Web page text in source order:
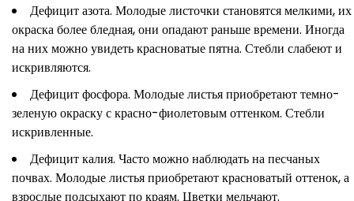
Дефицит азота. Молодые листочки становятся мелкими, их
окраска более бледная, они опадают раньше времени. Иногда
на них можно увидеть красноватые пятна. Стебли слабеют и
искривляются.
Дефицит фосфора. Молодые листья приобретают темно-
зеленую окраску с красно-фиолетовым оттенком. Стебли
искривленные.
Дефицит калия. Часто можно наблюдать на песчаных
почвах. Молодые листья приобретают красноватый оттенок, а
взрослые подсыхают по краям. Цветки мельчают.